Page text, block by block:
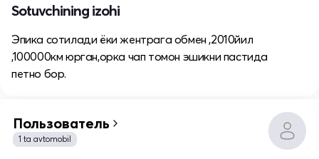
Sotuvchining izohi
Эпика сотилади ёки жентрага обмен ,2010йил
,100000км юрган,орка чап томон эшикни пастида
петно бор.
Пользователь
1 ta avtomobil